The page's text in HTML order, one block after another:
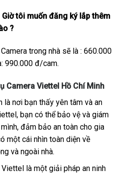
tôi muốn đăng ký lắp thêm
?
trong nhà sẽ là : 660.000
990.000 đ/cam.
Camera Viettel Hồ Chí Minh
là nơi bạn thấy yên tâm và an
bạn có thể bảo vệ và giám
đảm bảo an toàn cho gia
một cái nhìn toàn diện về
và ngoài nhà.
Viettel là một giải pháp an ninh